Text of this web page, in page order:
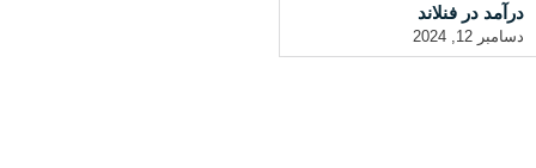
درآمد در فنلاند
دسامبر 12, 2024